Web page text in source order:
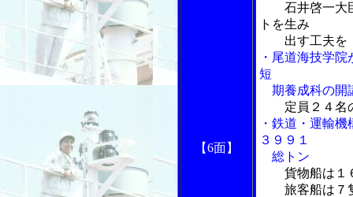
【6面】
石井啓一大
トを生み
出す工夫を
・尾道海技学
短
期養成科の開
定員２４名
・鉄道・運輸
３９９１
総トン
貨物船は１
旅客船は７